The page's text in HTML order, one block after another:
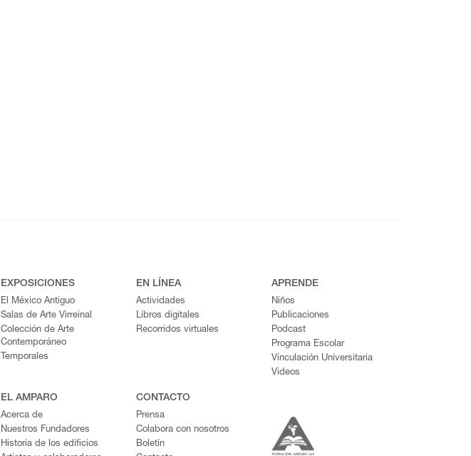
EXPOSICIONES
El México Antiguo
Salas de Arte Virreinal
Colección de Arte
Contemporáneo
Temporales
EN LÍNEA
Actividades
Libros digitales
Recorridos virtuales
APRENDE
Niños
Publicaciones
Podcast
Programa Escolar
Vinculación Universitaria
Videos
EL AMPARO
Acerca de
Nuestros Fundadores
Historia de los edificios
CONTACTO
Prensa
Colabora con nosotros
Boletín